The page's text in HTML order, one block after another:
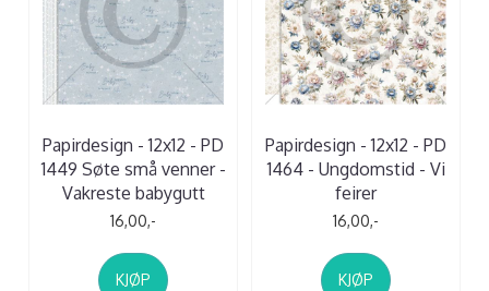
Papirdesign - 12x12 - PD
1449 Søte små venner -
Vakreste babygutt
16,00,-
KJØP
Papirdesign - 12x12 - PD
1464 - Ungdomstid - Vi
feirer
16,00,-
KJØP